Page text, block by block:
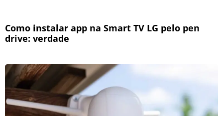
Como instalar app na Smart TV LG pelo pen
drive: verdade